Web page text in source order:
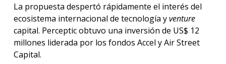
La propuesta despertó rápidamente el interés del
ecosistema internacional de tecnología yventure
capital. Perceptic obtuvo una inversión de US$ 12
millones liderada por los fondos Accel y Air Street
Capital.